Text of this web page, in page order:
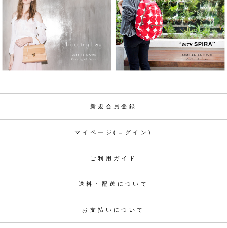
新規会員登録
マイページ(ログイン)
ご利用ガイド
送料・配送について
お支払いについて